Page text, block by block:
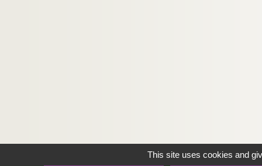
This site uses cookies and